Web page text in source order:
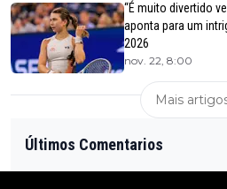
“É muito divertido
aponta para um
2026
nov. 22, 8:00
Mais
Últimos Comentarios